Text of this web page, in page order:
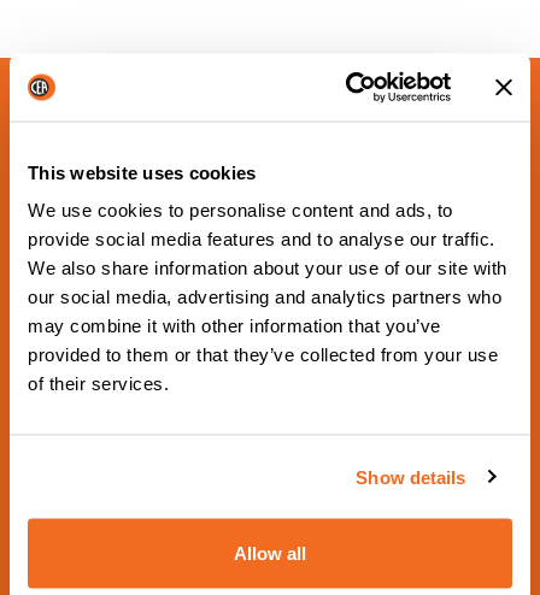
This website uses cookies
We use cookies to personalise content and ads, to
provide social media features and to analyse our traffic.
We also share information about your use of our site with
our social media, advertising and analytics partners who
may combine it with other information that you’ve
provided to them or that they’ve collected from your use
of their services.
Show details
Allow all
PRÓXIMO EVENTO PROGRAMADO
Schweissen & Schneiden
2029
https://www.schweissen-schneiden.com/joining-c